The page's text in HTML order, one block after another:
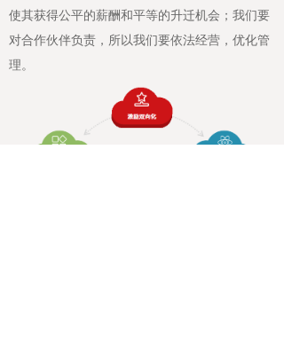
使其获得公平的薪酬和平等的升迁机会；我们要
对合作伙伴负责，所以我们要依法经营，优化管
理。